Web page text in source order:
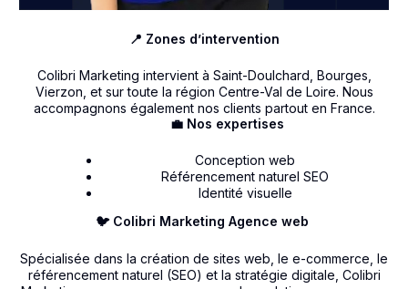
🐦 Colibri Marketing Agence web
Spécialisée dans la création de sites web, le e-commerce, le
référencement naturel (SEO) et la stratégie digitale, Colibri
💼 Nos expertises
Conception web
Référencement naturel SEO
Identité visuelle
📍 Zones d’intervention
Colibri Marketing intervient à Saint-Doulchard, Bourges,
Vierzon, et sur toute la région Centre-Val de Loire. Nous
accompagnons également nos clients partout en France.